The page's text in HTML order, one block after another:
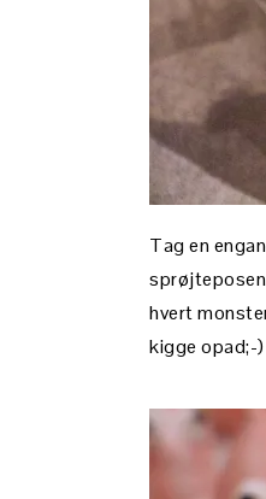
Tag en
hvert
kigge opad;-)